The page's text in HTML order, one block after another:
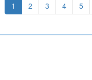
1 2 3 4 5